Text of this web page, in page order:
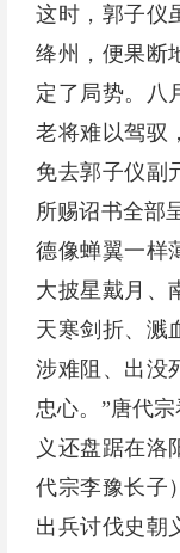
这时，郭子仪
绛州，便果断
定了局势。八
老将难以驾驭
免去郭子仪副
所赐诏书全部
德像蝉翼一样
大披星戴月、
天寒剑折、溅
涉难阻、出没
忠心。”唐代
义还盘踞在洛
代宗李豫长子
出兵讨伐史朝